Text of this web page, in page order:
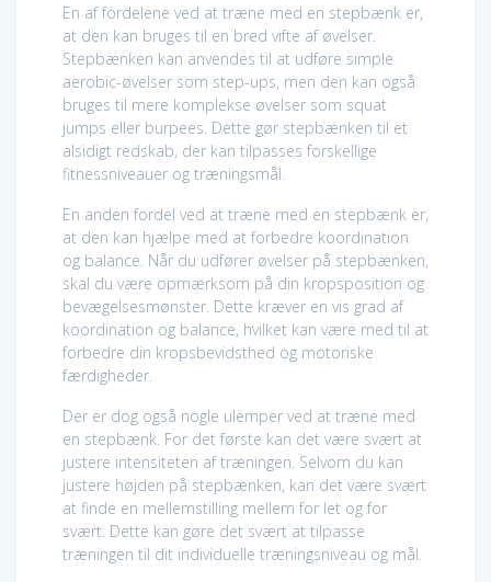
En af fordelene ved at træne med en stepbænk er,
at den kan bruges til en bred vifte af øvelser.
Stepbænken kan anvendes til at udføre simple
aerobic-øvelser som step-ups, men den kan også
bruges til mere komplekse øvelser som squat
jumps eller burpees. Dette gør stepbænken til et
alsidigt redskab, der kan tilpasses forskellige
fitnessniveauer og træningsmål.
En anden fordel ved at træne med en stepbænk er,
at den kan hjælpe med at forbedre koordination
og balance. Når du udfører øvelser på stepbænken,
skal du være opmærksom på din kropsposition og
bevægelsesmønster. Dette kræver en vis grad af
koordination og balance, hvilket kan være med til at
forbedre din kropsbevidsthed og motoriske
færdigheder.
Der er dog også nogle ulemper ved at træne med
en stepbænk. For det første kan det være svært at
justere intensiteten af træningen. Selvom du kan
justere højden på stepbænken, kan det være svært
at finde en mellemstilling mellem for let og for
svært. Dette kan gøre det svært at tilpasse
træningen til dit individuelle træningsniveau og mål.